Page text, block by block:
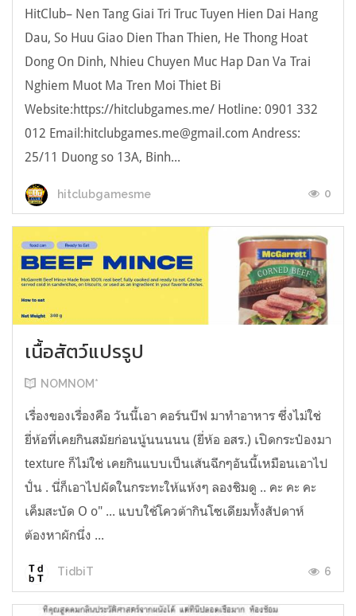
HitClub– Nen Tang Giai Tri Truc Tuyen Hien Dai Hang
Dau, So Huu Giao Dien Than Thien, He Thong Hoat
Dong On Dinh, Nhieu Chuyen Muc Hap Dan Va Trai
Nghiem Muot Ma Tren Moi Thiet Bi
Website:https://hitclubgames.me/ Hotline: 0901 332
012 Email:hitclubgames.me@gmail.com Andress:
25/11 Duong so 13A, Binh...
hitclubgamesme 0
เนื้อสัตว์แปรรูป
NOMNOM*
เรื่องของเรื่องคือ วันนี้เอา คอร์นบีฟ มาทำอาหาร ซึ่งไม่ใช่
ยี่ห้อที่เคยกินสมัยก่อนนู้นนนนน (ยี่ห้อ อสร.) เปิดกระป๋องมา
texture ก็ไม่ใช่ เคยกินแบบเป็นเส้นฉีกๆอันนี้เหมือนเอาไป
ปั่น . นี่ก็เอาไปผัดในกระทะให้แห้งๆ ลองชิมดู .. คะ คะ คะ
เค็มสะบัด O o" ... แบบใช้โควต้ากินโซเดียมทั้งสัปดาห์
ต้องหาผักนึ่ง ...
TidbiT 6